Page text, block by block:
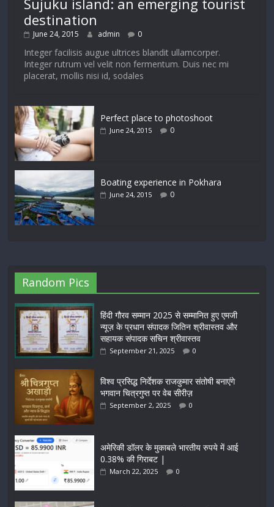
Sujuku island: an emerging tourist
destination
June 24, 2015 admin 0
Integer facilisis augue ultrices blandit ullamcorper.
Integer rutrum vel velit non fermentum. Duis nec mi
placerat, mollis nisi id, sodales
Perfect place to photoshoot
June 24, 2015 0
Boating experience in Pokhara
June 24, 2015 0
Random Pics
हिंदी गौरव सम्मान 2025 से सम्मानित हुए एमजी
न्यूज़ के प्रधान संपादक जितिन श्रीवास्तव और
सहायक संपादक सचिन श्रीवास्तव
September 21, 2025 0
विश्व प्रसिद्ध निर्देशक राजकुमार संतोषी बनाएंगे
भगवान चित्रगुप्त पर वेब सीरीज़
September 2, 2025 0
अमेरिकी डॉलर के मुकाबले भारतीय रुपये में आई
0.38% की गिराबट |
March 22, 2025 0